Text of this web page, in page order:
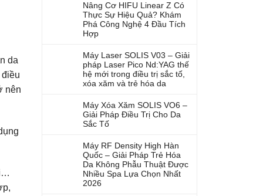
da
nên
Nâng Cơ HIFU Linear Z Có
Thực Sự Hiệu Quả? Khám
Phá Công Nghệ 4 Đầu Tích
Hợp
Máy Laser SOLIS V03 – Giải
pháp Laser Pico Nd:YAG thế
hệ mới trong điều trị sắc tố,
xóa xăm và trẻ hóa da
Máy Xóa Xăm SOLIS VO6 –
Giải Pháp Điều Trị Cho Da
Sắc Tố
Máy RF Density High Hàn
Quốc – Giải Pháp Trẻ Hóa
Da Không Phẫu Thuật Được
Nhiều Spa Lựa Chọn Nhất
2026